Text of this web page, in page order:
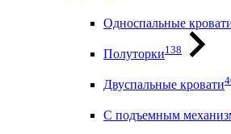
Односпальные
Полуторки138
Двуспальные кровати
С подъемным